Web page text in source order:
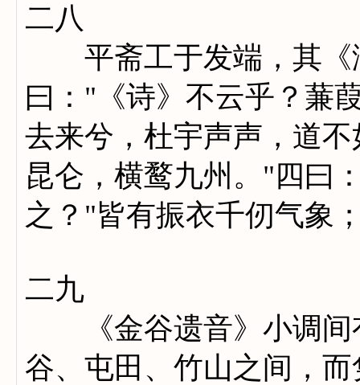
二八
平斋工于发端，其《
曰："《诗》不云乎？蒹
去来兮，杜宇声声，道
昆仑，横鹜九州。"四曰
之？"皆有振衣千仞气象
二九
《金谷遗音》小调间
谷、屯田、竹山之间，